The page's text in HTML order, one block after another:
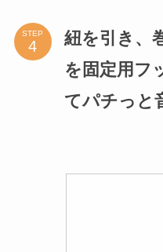
STEP
紐を引き、
を固定用フ
てパチっと